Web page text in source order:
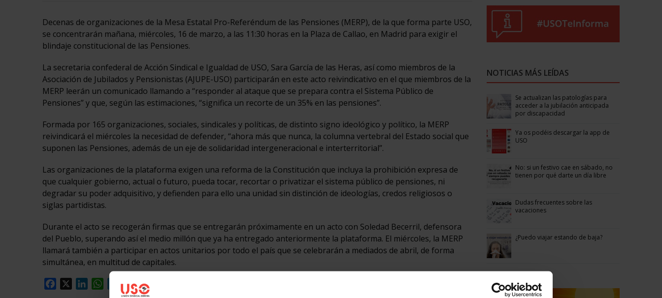
Decenas de organizaciones de la Mesa Estatal Pro-Referéndum de las Pensiones (MERP), de la que forma parte USO,
se concentrarán mañana, miércoles, 16 de marzo, a las 11:30 horas en la Plaza de Callao, en Madrid para exigir el
blindaje constitucional de las Pensiones.
La secretaria confederal de Acción Sindical e Igualdad de USO, Sara García de las Heras, así como miembros de la
Asociación de Jubilados y Pensionistas (AJUPE-USO) participarán en este acto reivindicativo en el que miembros de la
MERP leerán un comunicado llamando a “responder al ataque que se prepara contra el Sistema Público de
Pensiones” y que, según las estimaciones, “significa un recorte de un 35% en las pensiones”.
Formada por 165 organizaciones, sociales, sindicales y políticas, de distinto signo ideológico y político, la MERP
reivindicará el miércoles la necesidad de defender, “ahora más que nunca, la columna vertebral del Estado social que
suponen las Pensiones, además de un eje de solidaridad intergeneracional e interterritorial”.
Las organizaciones de la plataforma exigen una reforma de la Constitución que incluya la prohibición expresa de
que cualquier gobierno, actual o futuro, pueda tocar, recortar o privatizar el sistema público de pensiones, ni
degradar su poder adquisitivo, y defienden para ello una unidad sin distinción de ideologías, credos religiosos o
siglas partidistas.
Durante el acto se recogerán firmas que se entregarán próximamente en un acto con Soledad Becerril, defensora
del Pueblo, superando así el medio millón que ya ha entregado anteriormente la plataforma. El miércoles, la MERP
llamará también a participar en actos unitarios por todo el país que se celebrarán a mediados de abril, de forma
simultánea, en multitud de capitales.
Facebook
LinkedInWhatsApp
Telegram
Email
NOTICIAS MÁS LEÍDAS
Se actualizan las patologías para
acceder a la jubilación anticipada
por discapacidad
Ya os podéis descargar la app de
USO
No: si un festivo cae en sábado, no
tienen por qué darte un día libre
Dudas frecuentes sobre las
vacaciones
¿Puedo viajar estando de baja?